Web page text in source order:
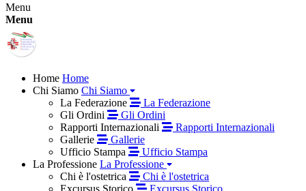
Menu
Menu
Home Home
Chi Siamo Chi Siamo
La Federazione
La Federazione
Gli Ordini
Gli Ordini
Rapporti Internazionali
Rapporti Internazionali
Gallerie
Gallerie
Ufficio Stampa
Ufficio Stampa
La Professione La Professione
Chi è l'ostetrica
Chi è l'ostetrica
Excursus Storico
Excursus Storico